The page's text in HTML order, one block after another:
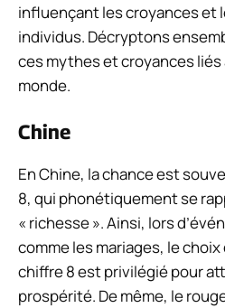
influençant les croyances et
individus. Décryptons
ces mythes et croyances liés
monde.
Chine
En Chine, la chance est
8, qui phonétiquement se
« richesse ». Ainsi, lors
comme les mariages, le
chiffre 8 est privilégié pour
prospérité. De même, le